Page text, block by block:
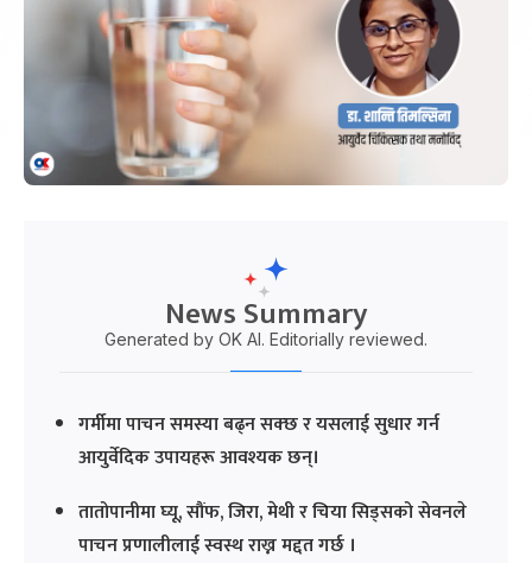
News Summary
Generated by OK AI. Editorially reviewed.
गर्मीमा पाचन समस्या बढ्न सक्छ र यसलाई सुधार गर्न
आयुर्वेदिक उपायहरू आवश्यक छन्।
तातोपानीमा घ्यू, सौंफ, जिरा, मेथी र चिया सिड्सको सेवनले
पाचन प्रणालीलाई स्वस्थ राख्न मद्दत गर्छ ।